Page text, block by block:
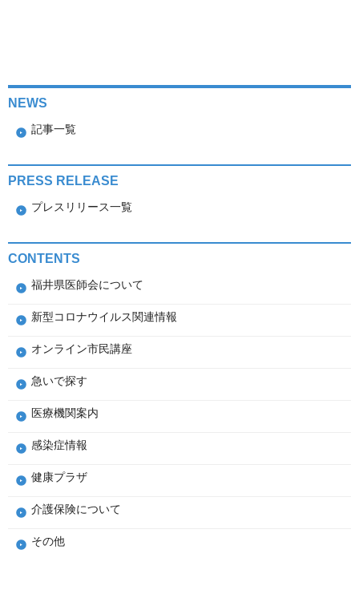
NEWS
記事一覧
PRESS RELEASE
プレスリリース一覧
CONTENTS
福井県医師会について
新型コロナウイルス関連情報
オンライン市民講座
急いで探す
医療機関案内
感染症情報
健康プラザ
介護保険について
その他